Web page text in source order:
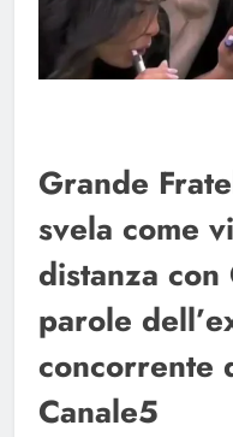
Grande
svela come
distanza
parole
concorrente
Canale5